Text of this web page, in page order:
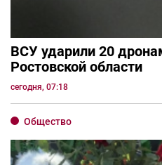
ВСУ ударили 20
Ростовской области
сегодня, 07:18
Общество